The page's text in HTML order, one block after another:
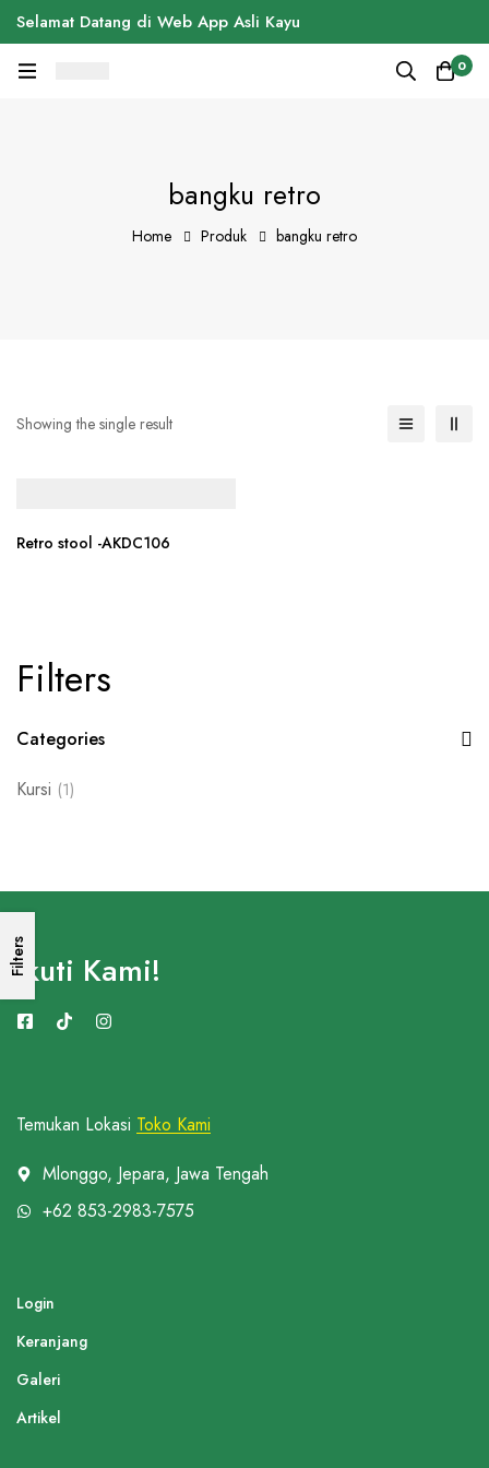
Selamat Datang di Web App Asli Kayu
0
bangku retro
Home Produk bangku retro
Filters
Categories
Kursi (1)
Filters
Showing the single result
Retro stool -AKDC106
Temukan Lokasi Toko Kami
Mlonggo, Jepara, Jawa Tengah
+62 853-2983-7575
Login
Keranjang
Galeri
Artikel
Ikuti Kami!